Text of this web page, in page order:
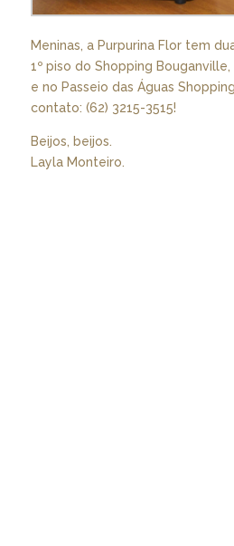
Meninas, a Purpurina Flor tem
1º piso do Shopping
e no Passeio das Águas
contato: (62) 3215-3515!
Beijos, beijos.
Layla Monteiro.